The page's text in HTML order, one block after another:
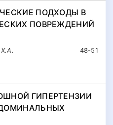
ПОДХОДЫ В
ПОВРЕЖДЕНИЙ
48-51
ГИПЕРТЕНЗИИ